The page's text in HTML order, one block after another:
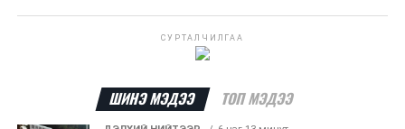
иргэдийн дөрөвний гурав орчим нь долоо хоног бүр
хүлээн авдаг бөгөөд олон хүн үүнээс ч олон
дуудлагад өртдөг байна. Хэрэглэгчийн эрхийг
СУРТАЛЧИЛГАА
ШИНЭ МЭДЭЭ ТОП МЭДЭЭ